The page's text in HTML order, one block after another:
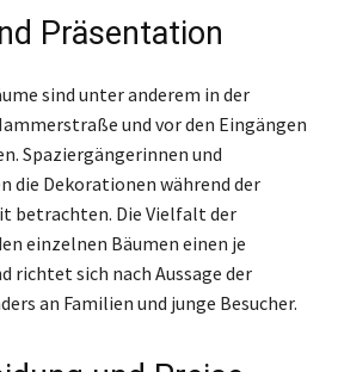
Präsentation
sind unter anderem in der
und vor den Eingängen
Spaziergängerinnen und
die Dekorationen während der
betrachten. Die Vielfalt der
einzelnen Bäumen einen je
richtet sich nach Aussage der
an Familien und junge Besucher.